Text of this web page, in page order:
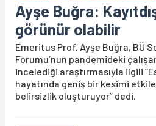
Ayşe Buğra:
görünür olabilir
Emeritus Prof. Ayşe Buğra, BÜ
Forumu’nun pandemideki
incelediği araştırmasıyla ilgili
hayatında geniş bir kesimi
belirsizlik oluşturuyor” dedi.